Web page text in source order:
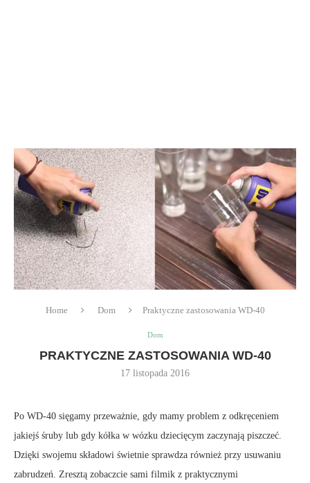
Home Dom Praktyczne zastosowania WD-40
Dom
PRAKTYCZNE ZASTOSOWANIA WD-40
17 listopada 2016
Po WD-40 sięgamy przeważnie, gdy mamy problem z odkręceniem
jakiejś śruby lub gdy kółka w wózku dziecięcym zaczynają piszczeć.
Dzięki swojemu składowi świetnie sprawdza również przy usuwaniu
zabrudzeń. Zresztą zobaczcie sami filmik z praktycznymi